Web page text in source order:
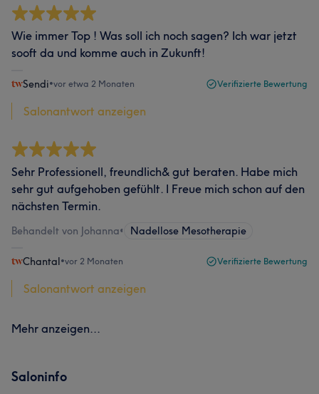
Wie immer Top ! Was soll ich noch sagen? Ich war jetzt
sooft da und komme auch in Zukunft!
Sendi•vor etwa 2 Monaten Verifizierte Bewertung
Salonantwort anzeigen
Sehr Professionell, freundlich& gut beraten. Habe mich
sehr gut aufgehoben gefühlt. I Freue mich schon auf den
nächsten Termin.
Behandelt von Johanna• Nadellose Mesotherapie
Chantal•vor 2 Monaten Verifizierte Bewertung
Salonantwort anzeigen
Mehr anzeigen...
Saloninfo